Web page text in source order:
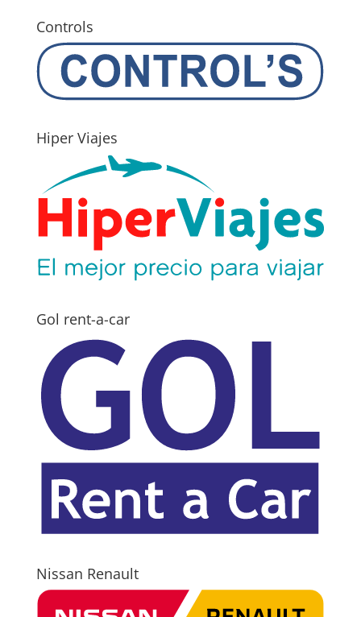
Controls
Hiper Viajes
Gol rent-a-car
Nissan Renault